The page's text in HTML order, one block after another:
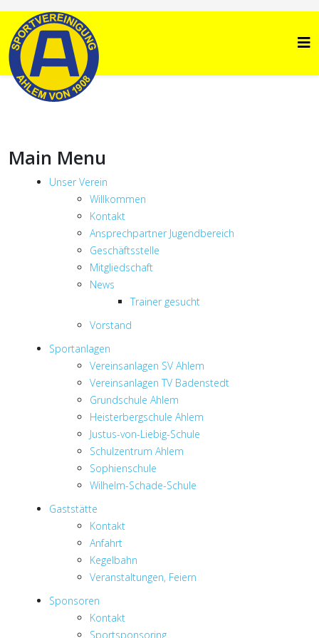
Main Menu
Unser Verein
Willkommen
Kontakt
Ansprechpartner Jugendbereich
Geschäftsstelle
Mitgliedschaft
News
Trainer gesucht
Vorstand
Sportanlagen
Vereinsanlagen SV Ahlem
Vereinsanlagen TV Badenstedt
Grundschule Ahlem
Heisterbergschule Ahlem
Justus-von-Liebig-Schule
Schulzentrum Ahlem
Sophienschule
Wilhelm-Schade-Schule
Gaststätte
Kontakt
Anfahrt
Kegelbahn
Veranstaltungen, Feiern
Sponsoren
Kontakt
Sportsponsoring